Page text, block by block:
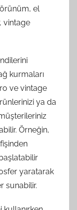
el
vintage
kurmaları
ve vintage
ya da
Örneğin,
yaratarak
sunabilir.